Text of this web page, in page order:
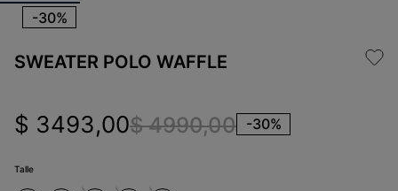
-30%
SWEATER POLO WAFFLE
$ 3493,00$ 4990,00 -30%
Talle